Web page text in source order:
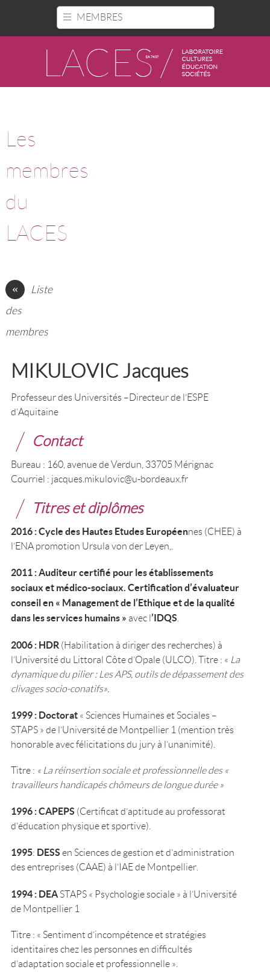
Panneau de gestion des cookies
MEMBRES
Les
membres
du
LACES
«
Liste
des
membres
MIKULOVIC Jacques
Professeur des Universités –Directeur de l’ESPE
d’Aquitaine
Contact
Bureau : 160, avenue de Verdun, 33705 Mérignac
Courriel : jacques.mikulovic@u-bordeaux.fr
Titres et diplômes
2016 : Cycle des Hautes Etudes Européennes (CHEE) à
l’ENA promotion Ursula von der Leyen,.
2011 : Auditeur certifié pour les établissements
sociaux et médico-sociaux. Certification d’évaluateur
conseil en « Management de l’Ethique et de la qualité
dans les services humains » avec l’IDQS
2006 : HDR (Habilitation à diriger des recherches) à
l’Université du Littoral Côte d’Opale (ULCO). Titre : « La
dynamique du pilier : Les APS, outils de dépassement des
clivages socio-conatifs».
1999 : Doctorat « Sciences Humaines et Sociales –
STAPS » de l’Université de Montpellier 1 (mention très
honorable avec félicitations du jury à l’unanimité).
Titre : « La réinsertion sociale et professionnelle des «
travailleurs handicapés chômeurs de longue durée »
1996 : CAPEPS (Certificat d’aptitude au professorat
d’éducation physique et sportive).
1995: DESS en Sciences de gestion et d’administration
des entreprises (CAAE) à l’IAE de Montpellier.
1994 : DEA STAPS « Psychologie sociale » à l’Université
de Montpellier 1
Titre : « Sentiment d’incompétence et stratégies
identitaires chez les personnes en difficultés
d’adaptation sociale et professionnelle ».